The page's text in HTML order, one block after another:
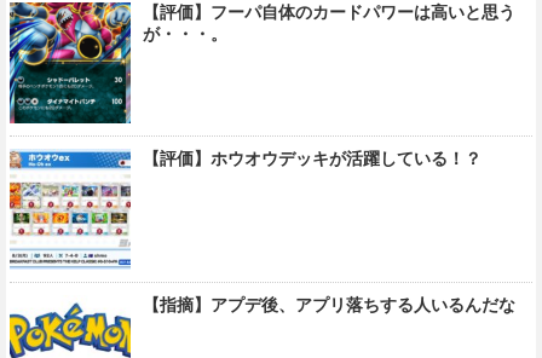
【評価】フーパ自体のカードパワーは高いと思う
が・・・。
【評価】ホウオウデッキが活躍している！？
【指摘】アプデ後、アプリ落ちする人いるんだな